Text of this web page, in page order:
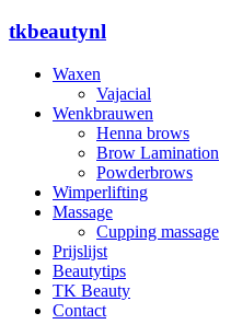
tkbeautynl
Waxen
Vajacial
Wenkbrauwen
Henna brows
Brow Lamination
Powderbrows
Wimperlifting
Massage
Cupping massage
Prijslijst
Beautytips
TK Beauty
Contact